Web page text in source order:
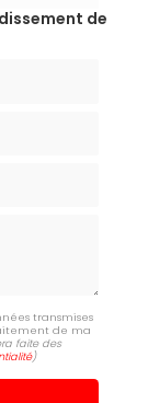
de
transmises
de ma
faite des
)